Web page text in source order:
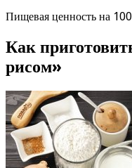
Пищевая ценность на
Как
рисом»